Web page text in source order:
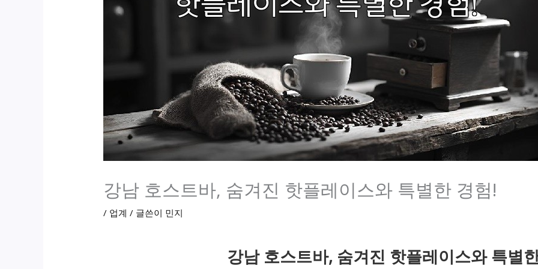
강남 호스트바, 숨겨진 핫플레이스와 특별한 경험!
/ 업계 / 글쓴이 민지
강남 호스트바, 숨겨진 핫플레이스와 특별